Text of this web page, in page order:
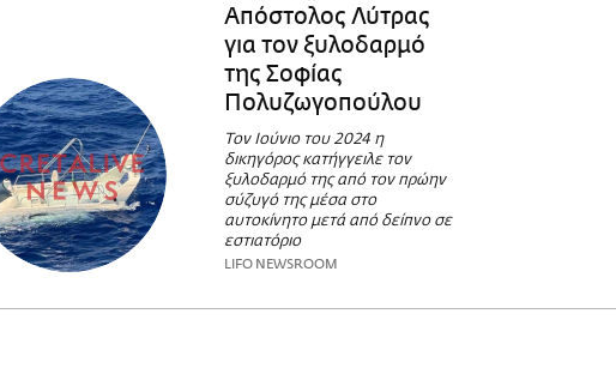
Απόστολος Λύτρας
για τον ξυλοδαρμό
της Σοφίας
Πολυζωγοπούλου
Τον Ιούνιο του 2024 η
δικηγόρος κατήγγειλε τον
ξυλοδαρμό της από τον πρώην
σύζυγό της μέσα στο
αυτοκίνητο μετά από δείπνο σε
εστιατόριο
LIFO NEWSROOM